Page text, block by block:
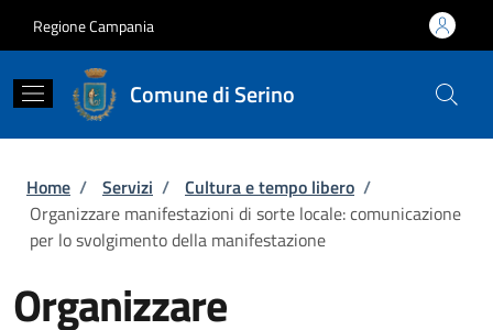
Regione Campania
Comune di Serino
Briciole di pane
Home / Servizi / Cultura e tempo libero /
Organizzare manifestazioni di sorte locale: comunicazione
per lo svolgimento della manifestazione
Organizzare